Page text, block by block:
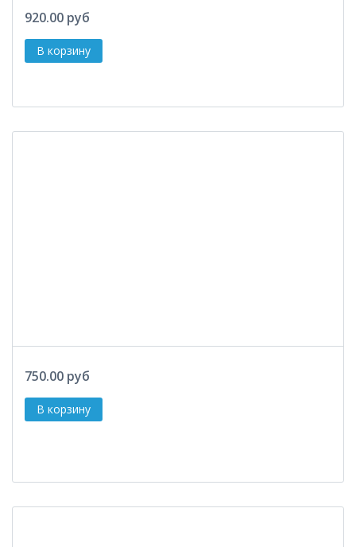
920.00 руб
750.00 руб